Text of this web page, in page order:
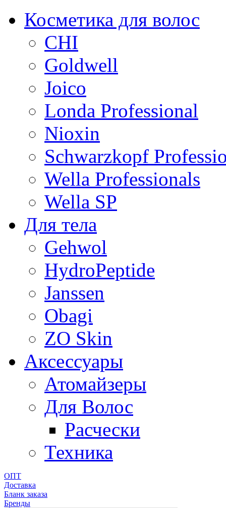
Косметика для волос
CHI
Goldwell
Joico
Londa Professional
Nioxin
Schwarzkopf
Wella Professionals
Wella SP
Для тела
Gehwol
HydroPeptide
Janssen
Obagi
ZO Skin
Aксессуары
Атомайзеры
Для Волос
Расчески
Техника
ОПТ
Доставка
Бланк заказа
Бренды